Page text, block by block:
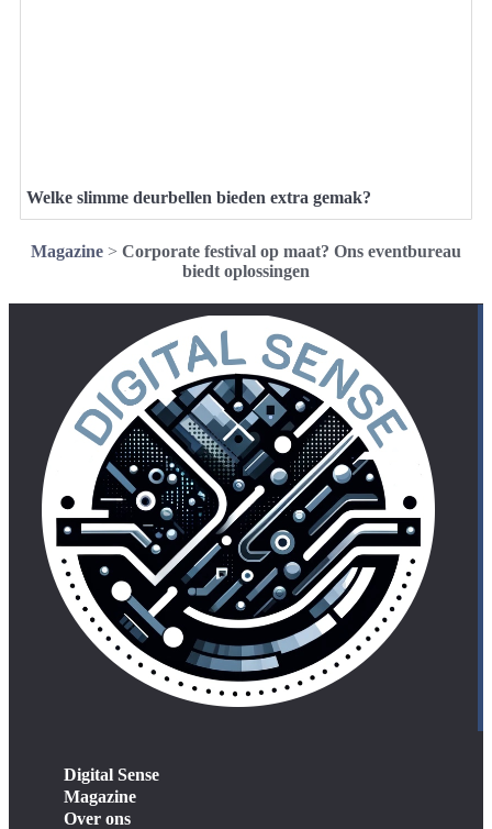
Welke slimme deurbellen bieden extra gemak?
Magazine > Corporate festival op maat? Ons eventbureau
biedt oplossingen
Digital Sense
Magazine
Over ons